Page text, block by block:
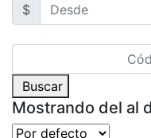
$
Buscar
Mostrando del al